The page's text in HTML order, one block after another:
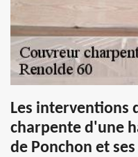
Les interventions
charpente d'une
de Ponchon et